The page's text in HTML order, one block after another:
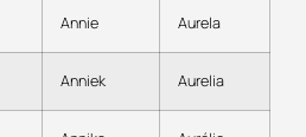
Annie Aurela
Anniek Aurelia